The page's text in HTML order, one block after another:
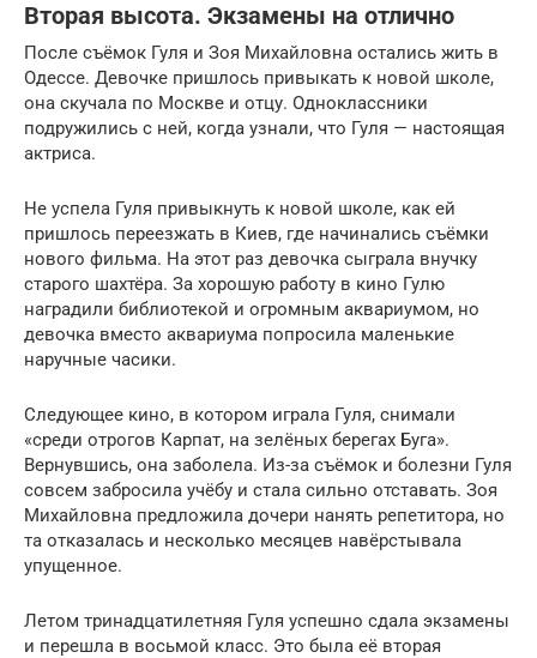
Вторая высота. Экзамены на отлично
После съёмок Гуля и Зоя Михайловна остались жить в
Одессе. Девочке пришлось привыкать к новой школе,
она скучала по Москве и отцу. Одноклассники
подружились с ней, когда узнали, что Гуля — настоящая
актриса.
Не успела Гуля привыкнуть к новой школе, как ей
пришлось переезжать в Киев, где начинались съёмки
нового фильма. На этот раз девочка сыграла внучку
старого шахтёра. За хорошую работу в кино Гулю
наградили библиотекой и огромным аквариумом, но
девочка вместо аквариума попросила маленькие
наручные часики.
Следующее кино, в котором играла Гуля, снимали
«среди отрогов Карпат, на зелёных берегах Буга».
Вернувшись, она заболела. Из-за съёмок и болезни Гуля
совсем забросила учёбу и стала сильно отставать. Зоя
Михайловна предложила дочери нанять репетитора, но
та отказалась и несколько месяцев навёрстывала
упущенное.
Летом тринадца­тилетняя Гуля успешно сдала экзамены
и перешла в восьмой класс. Это была её вторая